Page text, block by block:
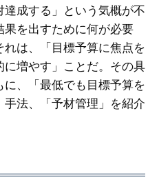
成する」という気概が不
を出すために何が必要
は、「目標予算に焦点を
増やす」ことだ。その具
、「最低でも目標予算を
法、「予材管理」を紹介